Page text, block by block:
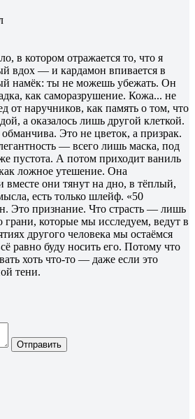
в котором отражается то, что я
вдох — и кардамон впивается в
намёк: ты не можешь убежать. Он
как саморазрушение. Кожа... не
от наручников, как память о том, что
а оказалось лишь другой клеткой.
Это не цветок, а призрак.
— всего лишь маска, под
пустота. А потом приходит ваниль
ложное утешение. Она
вместе они тянут на дно, в тёплый,
есть только шлейф. «50
Это признание. Что страсть — лишь
грани, которые мы исследуем, ведут в
другого человека мы остаёмся
равно буду носить его. Потому что
хоть что-то — даже если это
тени.
Отправить